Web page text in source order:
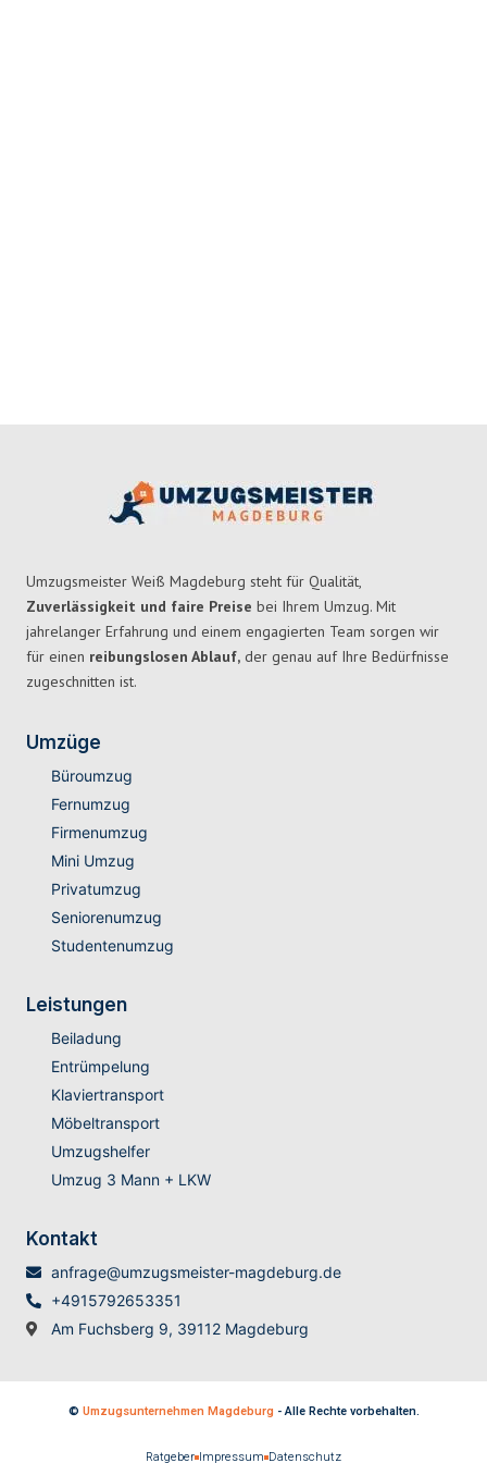
Umzugsmeister Weiß Magdeburg steht für Qualität,
Zuverlässigkeit und faire Preise bei Ihrem Umzug. Mit
jahrelanger Erfahrung und einem engagierten Team sorgen wir
für einen reibungslosen Ablauf, der genau auf Ihre Bedürfnisse
zugeschnitten ist.
Umzüge
Büroumzug
Fernumzug
Firmenumzug
Mini Umzug
Privatumzug
Seniorenumzug
Studentenumzug
Leistungen
Beiladung
Entrümpelung
Klaviertransport
Möbeltransport
Umzugshelfer
Umzug 3 Mann + LKW
Kontakt
anfrage@umzugsmeister-magdeburg.de
+4915792653351
Am Fuchsberg 9, 39112 Magdeburg
© Umzugsunternehmen Magdeburg - Alle Rechte vorbehalten.
Ratgeber Impressum Datenschutz